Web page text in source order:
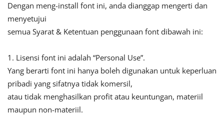
Dengan meng-install font ini, anda dianggap mengerti dan
menyetujui
semua Syarat & Ketentuan penggunaan font dibawah ini:
1. Lisensi font ini adalah “Personal Use”.
Yang berarti font ini hanya boleh digunakan untuk keperluan
pribadi yang sifatnya tidak komersil,
atau tidak menghasilkan profit atau keuntungan, materiil
maupun non-materiil.